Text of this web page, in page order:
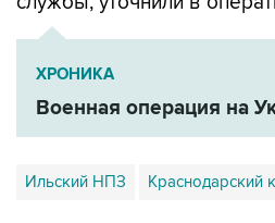
ХРОНИКА
Военная операция на
Ильский НПЗ Краснодарский